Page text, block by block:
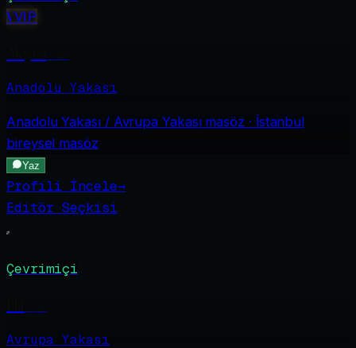
VVIP
Anadolu Yakası
Anadolu Yakası / Avrupa Yakasımasöz · İstanbul
bireysel masöz
Yaz
Profili İncele→
Editör Seçkisi
Çevrimiçi
Avrupa Yakası